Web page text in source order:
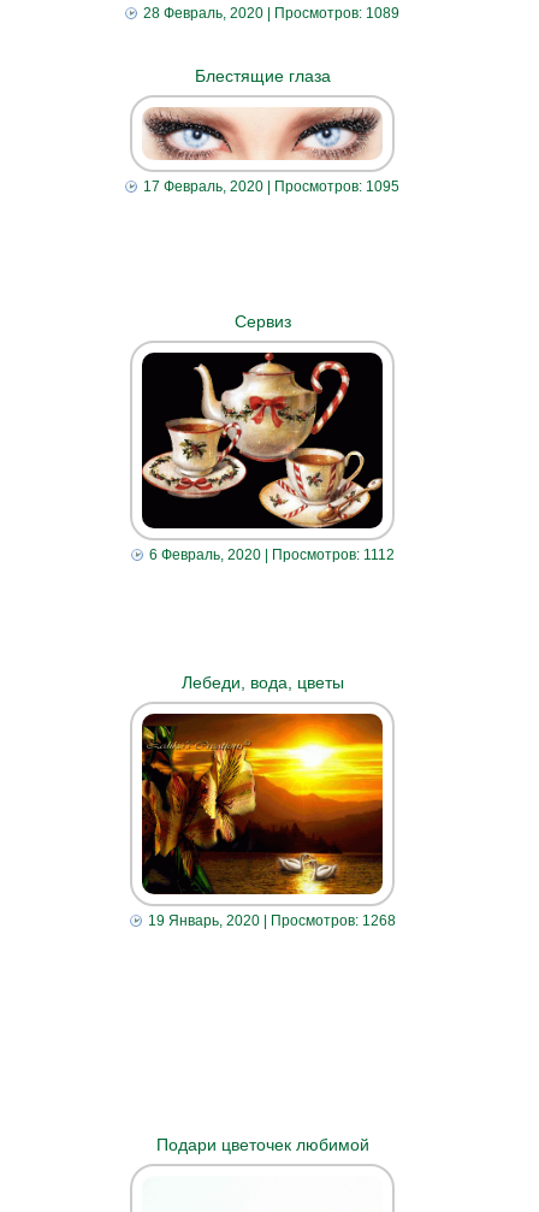
28 Февраль, 2020 | Просмотров: 1089
Блестящие глаза
17 Февраль, 2020 | Просмотров: 1095
Сервиз
6 Февраль, 2020| Просмотров: 1112
Лебеди, вода, цветы
19 Январь, 2020| Просмотров: 1268
Подари цветочек любимой